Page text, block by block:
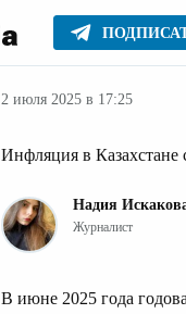
Главное Серьезное
2 июля 2025 в 17:25
Инфляция в Казахстане
Надия
Журналист
В июне 2025 года